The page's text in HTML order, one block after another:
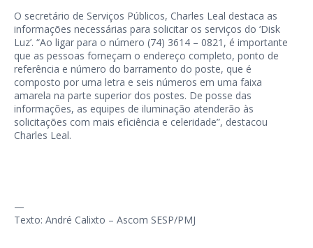
O secretário de Serviços Públicos, Charles Leal destaca as
informações necessárias para solicitar os serviços do ‘Disk
Luz’. “Ao ligar para o número (74) 3614 – 0821, é importante
que as pessoas forneçam o endereço completo, ponto de
referência e número do barramento do poste, que é
composto por uma letra e seis números em uma faixa
amarela na parte superior dos postes. De posse das
informações, as equipes de iluminação atenderão às
solicitações com mais eficiência e celeridade”, destacou
Charles Leal.
—
Texto: André Calixto – Ascom SESP/PMJ